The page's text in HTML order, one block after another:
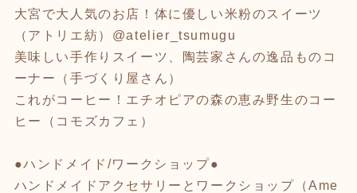
大宮で大人気のお店！体に優しい米粉のスイーツ
（アトリエ紡）@atelier_tsumugu
美味しい手作りスイーツ、陶芸家さんの逸品ものコ
ーナー（手づくり屋さん）
これがコーヒー！エチオピアの森の恵み野生のコー
ヒー（コモズカフェ）
●ハンドメイド/ワークショップ●
ハンドメイドアクセサリーとワークショップ（Ame